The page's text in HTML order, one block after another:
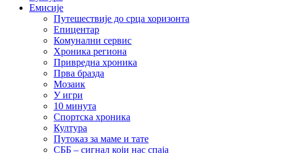
Емисије
Путешествије до срца хоризонта
Епицентар
Комунални сервис
Хроника региона
Привредна хроника
Прва бразда
Мозаик
У игри
10 минута
Спортска хроника
Култура
Путоказ за маме и тате
СББ – сигнал који нас спаја